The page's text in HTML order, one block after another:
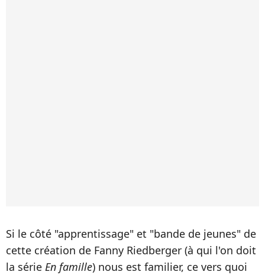
Si le côté "apprentissage" et "bande de jeunes" de
cette création de Fanny Riedberger (à qui l'on doit
la série En famille) nous est familier, ce vers quoi